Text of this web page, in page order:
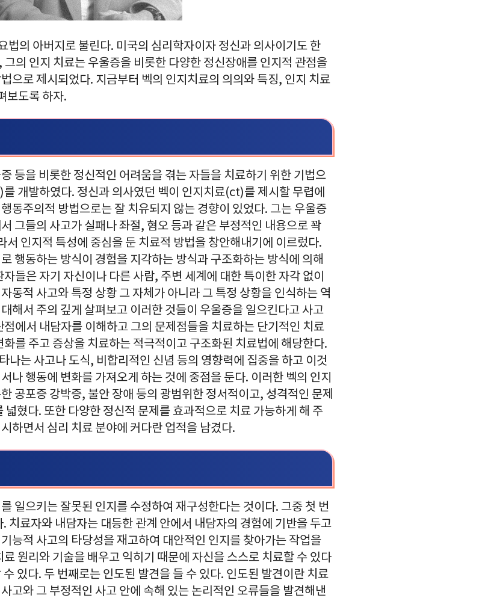
법의 아버지로 불린다. 미국의 심리학자이자 정신과 의사이기도 한
의 인지 치료는 우울증을 비롯한 다양한 정신장애를 인지적 관점을
으로 제시되었다. 지금부터 벡의 인지치료의 의의와 특징, 인지 치료
보도록 하자.
등을 비롯한 정신적인 어려움을 겪는 자들을 치료하기 위한 기법으
발하였다. 정신과 의사였던 벡이 인지치료(ct)를 제시할 무렵에
동주의적 방법으로는 잘 치유되지 않는 경향이 있었다. 그는 우울증
그들의 사고가 실패나 좌절, 혐오 등과 같은 부정적인 내용으로 꽉
서 인지적 특성에 중심을 둔 치료적 방법을 창안해내기에 이르렀다.
행동하는 방식이 경험을 지각하는 방식과 구조화하는 방식에 의해
들은 자기 자신이나 다른 사람, 주변 세계에 대한 특이한 자각 없이
동적 사고와 특정 상황 그 자체가 아니라 그 특정 상황을 인식하는 역
해서 주의 깊게 살펴보고 이러한 것들이 우울증을 일으킨다고 사고
에서 내담자를 이해하고 그의 문제점들을 치료하는 단기적인 치료
를 주고 증상을 치료하는 적극적이고 구조화된 치료법에 해당한다.
나는 사고나 도식, 비합리적인 신념 등의 영향력에 집중을 하고 이것
나 행동에 변화를 가져오게 하는 것에 중점을 둔다. 이러한 벡의 인지
공포증 강박증, 불안 장애 등의 광범위한 정서적이고, 성격적인 문제
넓혔다. 또한 다양한 정신적 문제를 효과적으로 치료 가능하게 해 주
하면서 심리 치료 분야에 커다란 업적을 남겼다.
일으키는 잘못된 인지를 수정하여 재구성한다는 것이다. 그중 첫 번
치료자와 내담자는 대등한 관계 안에서 내담자의 경험에 기반을 두고
능적 사고의 타당성을 재고하여 대안적인 인지를 찾아가는 작업을
원리와 기술을 배우고 익히기 때문에 자신을 스스로 치료할 수 있다
있다. 두 번째로는 인도된 발견을 들 수 있다. 인도된 발견이란 치료
고와 그 부정적인 사고 안에 속해 있는 논리적인 오류들을 발견해낸